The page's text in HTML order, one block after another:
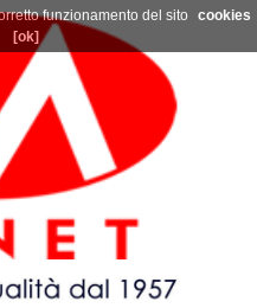
funzionamento del sito
cookies
[ok]